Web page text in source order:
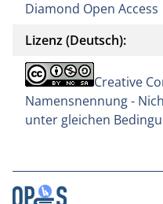
Diamond Open Access
Lizenz (Deutsch):
Creative
Namensnennung -
unter gleichen